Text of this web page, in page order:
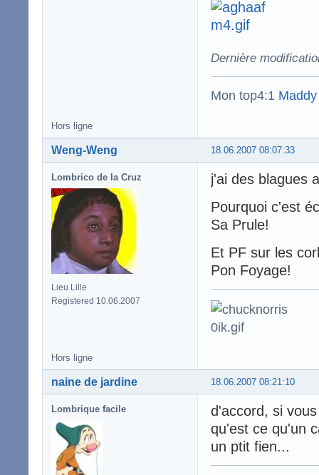
Dernière
Mon top4:1
Hors ligne
18.06.2007 08:07:33
Weng-Weng
Lombrico de la Cruz
Lieu Lille
Registered 10.06.2007
j'ai des blagues
Pourquoi c'est
Sa Prule!
Et PF sur les
Pon Foyage!
Hors ligne
18.06.2007 08:21:10
naine de jardine
Lombrique facile
d'accord, si
qu'est ce qu'un
un ptit fien...